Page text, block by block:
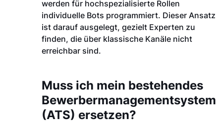
werden für hochspezialisierte Rollen
individuelle Bots programmiert. Dieser Ansatz
ist darauf ausgelegt, gezielt Experten zu
finden, die über klassische Kanäle nicht
erreichbar sind.
Muss ich mein bestehendes
Bewerbermanagementsystem
(ATS) ersetzen?